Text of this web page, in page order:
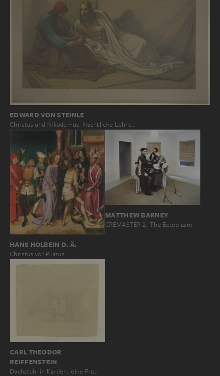
EDWARD VON STEINLE
Christus und Nikodemus: Nächtliche Lehre…
HANS HOLBEIN D. Ä.
Christus vor Pilatus
MATTHEW BARNEY
CREMASTER 2: The Ectoplasm
CARL THEODOR
REIFFENSTEIN
Dachstuhl in Karden, eine Frau